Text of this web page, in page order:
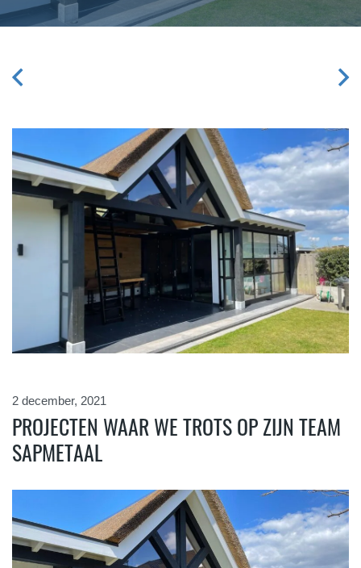
2 december, 2021
PROJECTEN WAAR WE TROTS OP ZIJN TEAM
SAPMETAAL